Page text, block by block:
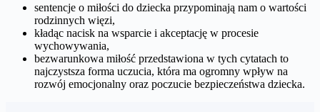
sentencje o miłości do dziecka przypominają nam o wartości
rodzinnych więzi,
kładąc nacisk na wsparcie i akceptację w procesie
wychowywania,
bezwarunkowa miłość przedstawiona w tych cytatach to
najczystsza forma uczucia, która ma ogromny wpływ na
rozwój emocjonalny oraz poczucie bezpieczeństwa dziecka.